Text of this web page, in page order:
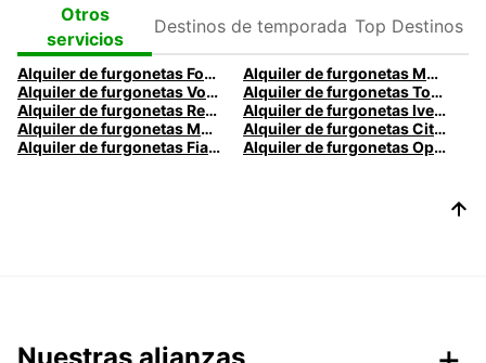
Otros
servicios
temporada
Destinos
Alquiler de furgonetas Ford: Alquila con Europcar
Alquiler de furgonetas Mercedes: Alquila con Europcar
Alquiler de furgonetas Volkswagen: Alquila con Europcar
Alquiler de furgonetas Toyota: Alquila con Europcar
Alquiler de furgonetas Renault: Alquila con Europcar
Alquiler de furgonetas Iveco: Alquila con Europcar
Alquiler de furgonetas Maxus: Alquila con Europcar
Alquiler de furgonetas Citröen: Alquila con Europcar
Alquiler de furgonetas Fiat: Alquila con Europcar
Alquiler de furgonetas Opel: Alquila con Europcar